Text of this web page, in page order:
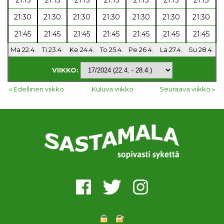
21:30
21:30 21:30 21:30 21:30 21:30
21:30
21:45
21:45 21:45 21:45 21:45 21:45 21:45
Ma 22.4. Ti 23.4. Ke 24.4. To 25.4. Pe 26.4. La 27.4. Su 28.4.
VIIKKO:
« Edellinen viikko Kuluva viikko Seuraava viikko »